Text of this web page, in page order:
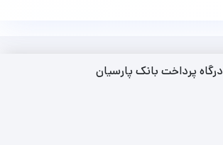
درگاه پرداخت بانک پارسیان